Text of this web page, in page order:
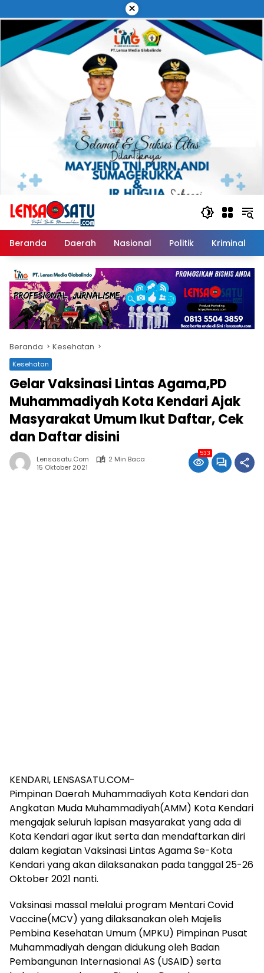
ke
konten
×
Beranda Daerah Nasional Politik Kriminal
Beranda Kesehatan
Kesehatan
Gelar Vaksinasi Lintas Agama,PD
Muhammadiyah Kota Kendari Ajak
Masyarakat Umum Ikut Daftar, Cek
dan Daftar disini
Lensasatu.com
2 Min Baca
15 Oktober 2021
533
KENDARI, LENSASATU.COM-
Pimpinan Daerah Muhammadiyah Kota Kendari dan
Angkatan Muda Muhammadiyah(AMM) Kota Kendari
mengajak seluruh lapisan masyarakat yang ada di
Kota Kendari agar ikut serta dan mendaftarkan diri
dalam kegiatan Vaksinasi Lintas Agama Se-Kota
Kendari yang akan dilaksanakan pada tanggal 25-26
Oktober 2021 nanti.
Vaksinasi massal melalui program Mentari Covid
Vaccine(MCV) yang dilaksanakan oleh Majelis
Pembina Kesehatan Umum (MPKU) Pimpinan Pusat
Muhammadiyah dengan didukung oleh Badan
Pembangunan Internasional AS (USAID) serta